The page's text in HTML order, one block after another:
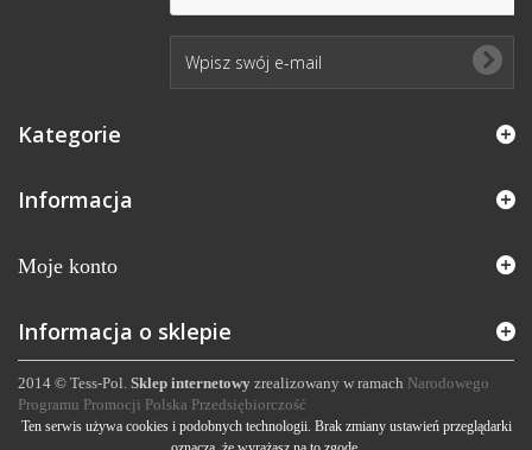
Kategorie
Informacja
Moje konto
Informacja o sklepie
2014 © Tess-Pol. Sklep internetowy zrealizowany w ramach Narodowego
Programu Promocji Polska Przedsiębiorczość
Ten serwis używa cookies i podobnych technologii. Brak zmiany ustawień przeglądarki